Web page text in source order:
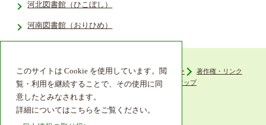
このサイトは Cookie を使用しています。閲
覧・利用を継続することで、その使用に同
意したとみなされます。
詳細についてはこちらをご覧ください。
河北図書館（ひこぼし）
河南図書館（おりひめ）
ウェブアクセシビリティ プライバシーポリシー
著作権・リンク
組織機構
リンク集 サイトマップ